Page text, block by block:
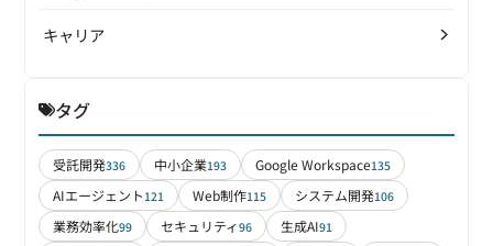
キャリア
タグ
受託開発336 中小企業193 Google Workspace135
AIエージェント 121 Web制作115 システム開発106
業務効率化99 セキュリティ96 生成AI91